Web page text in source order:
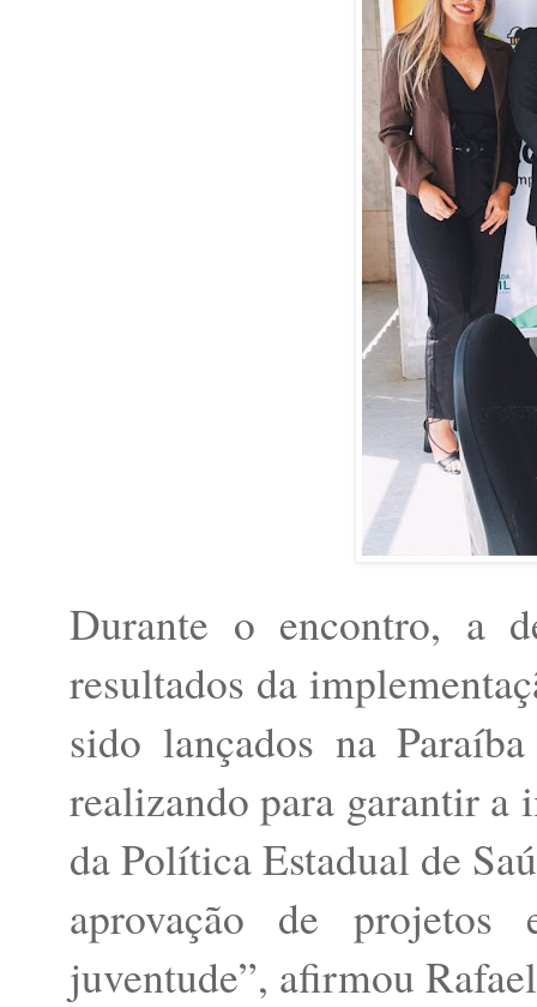
Durante o encontro, a
resultados da
sido lançados na
realizando para garantir a
da Política Estadual de
aprovação de projetos
juventude”, afirmou